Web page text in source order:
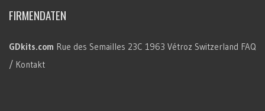
FIRMENDATEN
GDkits.com Rue des Semailles 23C 1963 Vétroz Switzerland FAQ
/ Kontakt